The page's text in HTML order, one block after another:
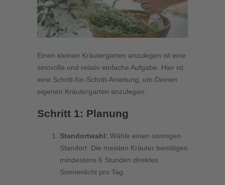
Einen kleinen Kräutergarten anzulegen ist eine
sinnvolle und relativ einfache Aufgabe. Hier ist
eine Schritt-für-Schritt-Anleitung, um Deinen
eigenen Kräutergarten anzulegen:
Schritt 1: Planung
Standortwahl: Wähle einen sonnigen
Standort. Die meisten Kräuter benötigen
mindestens 6 Stunden direktes
Sonnenlicht pro Tag.